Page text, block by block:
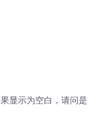
显示为空白，请问是